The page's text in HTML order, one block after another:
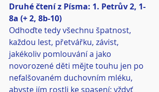
Druhé čtení z Písma: 1. Petrův 2, 1-
8a (+ 2, 8b-10)
Odhoďte tedy všechnu špatnost,
každou lest, přetvářku, závist,
jakékoliv pomlouvání a jako
novorozené děti mějte touhu jen po
nefalšovaném duchovním mléku,
abyste jím rostli ke spasení; vždyť